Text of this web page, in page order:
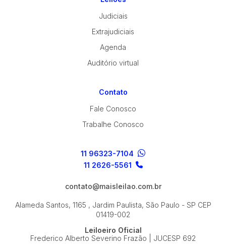
Judiciais
Extrajudiciais
Agenda
Auditório virtual
Contato
Fale Conosco
Trabalhe Conosco
11 96323-7104
11 2626-5561
contato@maisleilao.com.br
Alameda Santos, 1165 , Jardim Paulista, São Paulo - SP CEP
01419-002
Leiloeiro Oficial
Frederico Alberto Severino Frazão | JUCESP 692